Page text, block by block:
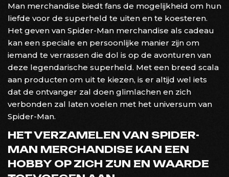
Man merchandise biedt fans de mogelijkheid om hun
liefde voor de superheld te uiten en te koesteren.
Het geven van Spider-Man merchandise als cadeau
kan een speciale en persoonlijke manier zijn om
iemand te verrassen die dol is op de avonturen van
deze legendarische superheld. Met een breed scala
aan producten om uit te kiezen, is er altijd wel iets
dat de ontvanger zal doen glimlachen en zich
verbonden zal laten voelen met het universum van
Spider-Man.
HET VERZAMELEN VAN SPIDER-
MAN MERCHANDISE KAN EEN
HOBBY OP ZICH ZIJN EN WAARDE